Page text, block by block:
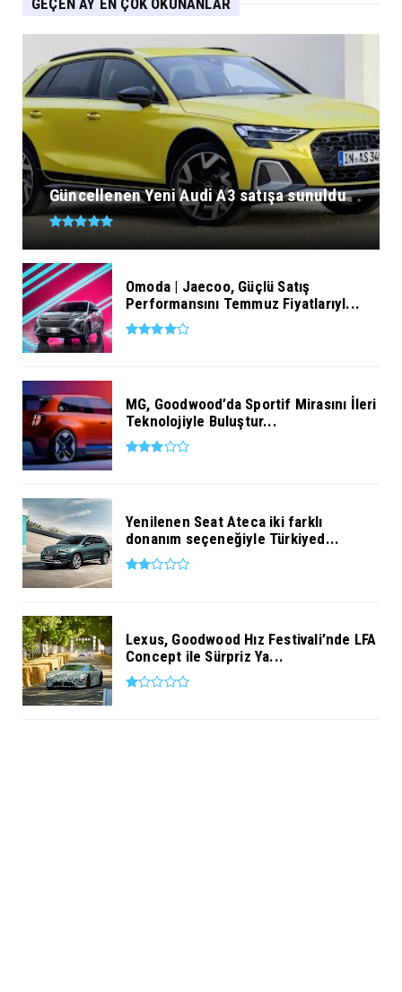
GEÇEN AY EN ÇOK OKUNANLAR
Güncellenen Yeni Audi A3 satışa sunuldu
Omoda | Jaecoo, Güçlü Satış
Performansını Temmuz Fiyatlarıyl...
MG, Goodwood’da Sportif Mirasını İleri
Teknolojiyle Buluştur...
Yenilenen Seat Ateca iki farklı
donanım seçeneğiyle Türkiyed...
Lexus, Goodwood Hız Festivali’nde LFA
Concept ile Sürpriz Ya...